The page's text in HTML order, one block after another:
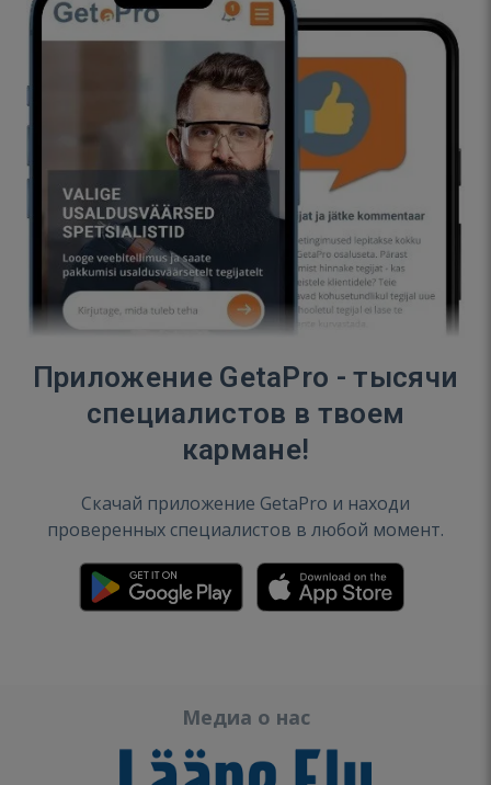
Приложение GetaPro - тысячи
специалистов в твоем
кармане!
Скачай приложение GetaPro и находи
проверенных специалистов в любой момент.
Медиа о нас